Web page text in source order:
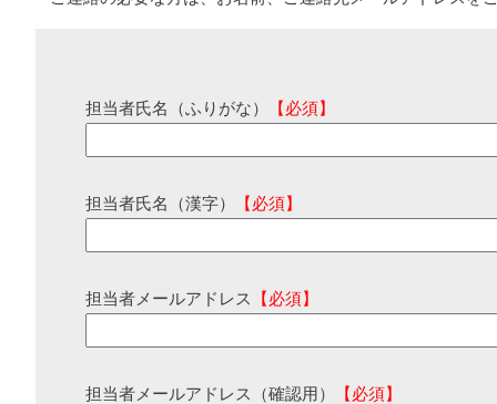
担当者氏名（ふりがな） 【必須】
担当者氏名（漢字） 【必須】
担当者メールアドレス 【必須】
担当者メールアドレス（確認用） 【必須】